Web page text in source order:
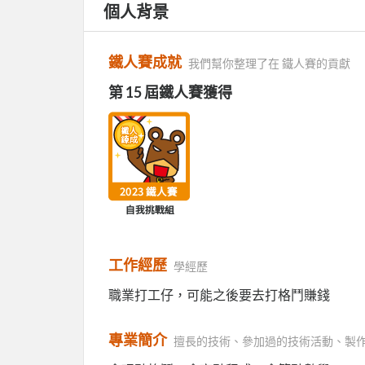
個人背景
鐵人賽成就 我們幫你整理了在 鐵人賽的貢獻
第 15 屆鐵人賽獲得
工作經歷 學經歷
職業打工仔，可能之後要去打格鬥賺錢
專業簡介 擅長的技術、參加過的技術活動、製